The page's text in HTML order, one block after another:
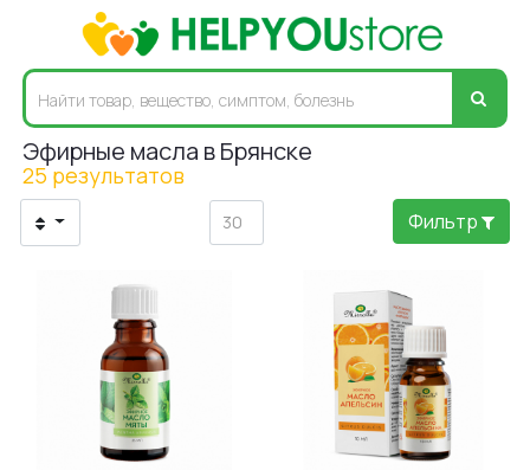
Эфирные масла в Брянске
25 результатов
Фильтр